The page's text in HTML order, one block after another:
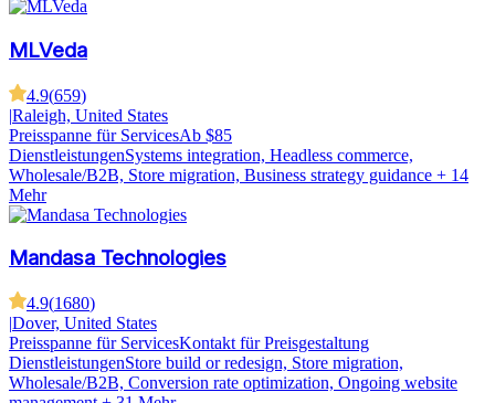
MLVeda
4.9(659)
|Raleigh, United States
Preisspanne für ServicesAb $85
DienstleistungenSystems integration, Headless commerce,
Wholesale/B2B, Store migration, Business strategy guidance + 14
Mehr
Mandasa Technologies
4.9(1680)
|Dover, United States
Preisspanne für ServicesKontakt für Preisgestaltung
DienstleistungenStore build or redesign, Store migration,
Wholesale/B2B, Conversion rate optimization, Ongoing website